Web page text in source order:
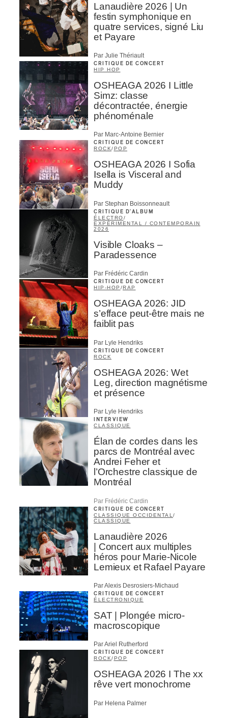
Lanaudière 2026 | Un
festin symphonique en
quatre services, signé Liu
et Payare
Par Julie Thériault
CRITIQUE DE CONCERT
HIP HOP
OSHEAGA 2026 I Little
Simz: classe
décontractée, énergie
phénoménale
Par Marc-Antoine Bernier
CRITIQUE DE CONCERT
ROCK/ POP
OSHEAGA 2026 I Sofia
Isella is Visceral and
Muddy
Par Stephan Boissonneault
CRITIQUE D'ALBUM
ÉLECTRO/
EXPÉRIMENTAL / CONTEMPORAIN
2026
Visible Cloaks –
Paradessence
Par Frédéric Cardin
CRITIQUE DE CONCERT
HIP-HOP /RAP
OSHEAGA 2026: JID
s’efface peut-être mais ne
faiblit pas
Par Lyle Hendriks
CRITIQUE DE CONCERT
ROCK
OSHEAGA 2026: Wet
Leg, direction magnétisme
et présence
Par Lyle Hendriks
INTERVIEW
CLASSIQUE
Élan de cordes dans les
parcs de Montréal avec
Andrei Feher et
l’Orchestre classique de
Montréal
Par Frédéric Cardin
CRITIQUE DE CONCERT
CLASSIQUE OCCIDENTAL /
CLASSIQUE
Lanaudière 2026
| Concert aux multiples
héros pour Marie-Nicole
Lemieux et Rafael Payare
Par Alexis Desrosiers-Michaud
CRITIQUE DE CONCERT
ÉLECTRONIQUE
SAT | Plongée micro-
macroscopique
Par Ariel Rutherford
CRITIQUE DE CONCERT
ROCK/ POP
OSHEAGA 2026 I The xx
rêve vert monochrome
Par Helena Palmer